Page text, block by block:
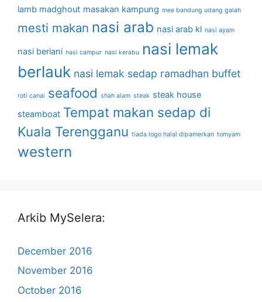
lamb madghout masakan kampung mee bandung udang galah
mesti makan nasi arab nasi arab kl nasi ayam
nasi beriani nasi campur nasi kerabu nasi lemak
berlauk nasi lemak sedap ramadhan buffet
roti canai seafood shah alam steak steak house
steamboat Tempat makan sedap di
Kuala Terengganu tiada logo halal dipamerkan tomyam
western
Arkib MySelera:
December 2016
November 2016
October 2016